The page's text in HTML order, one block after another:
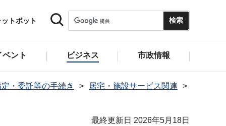
トボット
ント ビジネス 市政情報
・委託等の手続き 居宅・施設サービス関連
最終更新日 2026年5月18日